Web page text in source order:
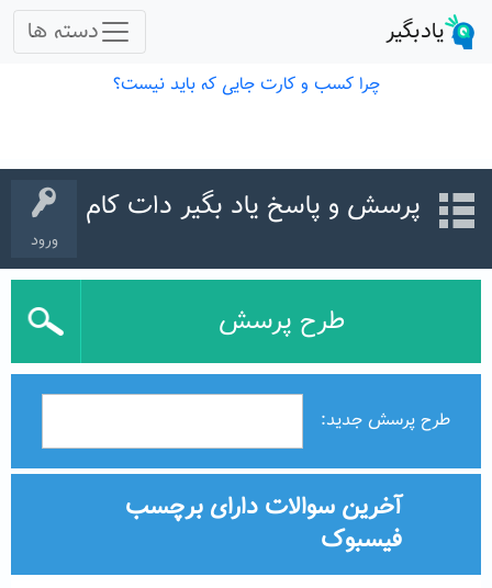
ورود
پرسش و پاسخ یاد بگیر دات کام
طرح پرسش
طرح پرسش جدید:
آخرین سوالات دارای برچسب
فیسبوک